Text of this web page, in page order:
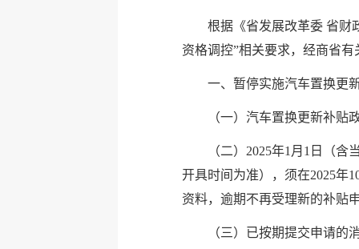
根据《省发展改革委 省财
资格调控”相关要求，经商省
一、暂停实施汽车置换更
（一）汽车置换更新补贴
（二）2025年1月1日（
开具时间为准），须在2025年
资料，逾期不再受理新的补贴
（三）已按期提交申请的